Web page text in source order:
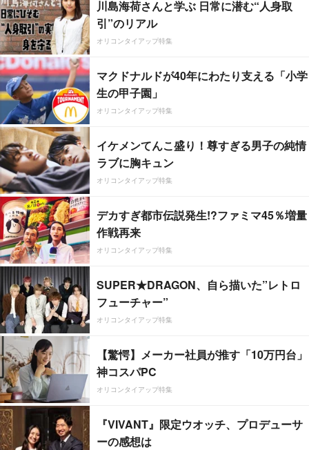
川島海荷さんと学ぶ 日常に潜む“人身取
引”のリアル
オリコンタイアップ特集
マクドナルドが40年にわたり支える「小学
生の甲子園」
オリコンタイアップ特集
イケメンてんこ盛り！尊すぎる男子の純情
ラブに胸キュン
オリコンタイアップ特集
デカすぎ都市伝説発生!?ファミマ45％増量
作戦再来
オリコンタイアップ特集
SUPER★DRAGON、自ら描いた”レトロ
フューチャー”
オリコンタイアップ特集
【驚愕】メーカー社員が推す「10万円台」
神コスパPC
オリコンタイアップ特集
『VIVANT』限定ウオッチ、プロデューサ
ーの感想は